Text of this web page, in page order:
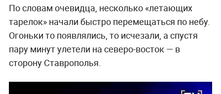
По словам очевидца, несколько «летающих
тарелок» начали быстро перемещаться по небу.
Огоньки то появлялись, то исчезали, а спустя
пару минут улетели на северо-восток — в
сторону Ставрополья.